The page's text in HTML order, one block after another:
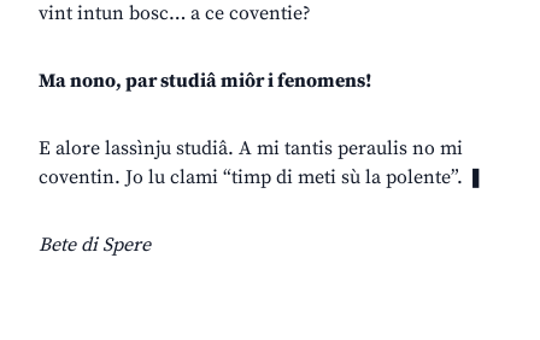
vint intun bosc… a ce coventie?
Ma nono, par studiâ miôr i fenomens!
E alore lassìnju studiâ. A mi tantis peraulis no mi
coventin. Jo lu clami “timp di meti sù la polente”. ❚
Bete di Spere